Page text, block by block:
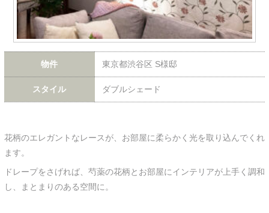
物件 東京都渋谷区 S様邸
スタイル ダブルシェード
花柄のエレガントなレースが、お部屋に柔らかく光を取り込んでくれ
ます。
ドレープをさげれば、芍薬の花柄とお部屋にインテリアが上手く調和
し、まとまりのある空間に。